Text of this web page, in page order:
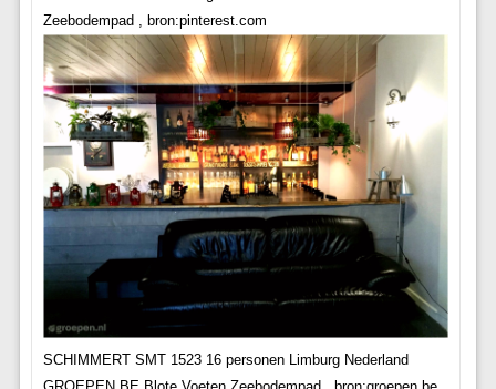
Zeebodempad , bron:pinterest.com
SCHIMMERT SMT 1523 16 personen Limburg Nederland